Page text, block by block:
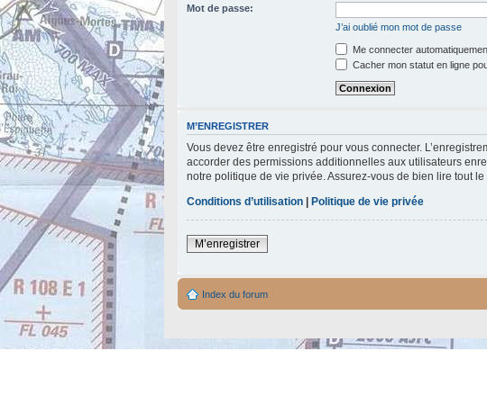
Mot de passe:
J’ai oublié mon mot de passe
Me connecter
Cacher mon statut en ligne
M’ENREGISTRER
Vous devez être enregistré pour vous connecter.
accorder des permissions additionnelles aux utilisateurs
notre politique de vie privée. Assurez-vous de bien lire tout le
Conditions d’utilisation | Politique de vie privée
M’enregistrer
Index du forum